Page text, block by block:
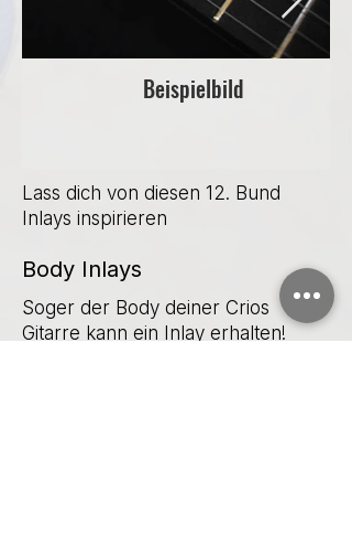
Beispielbild
Lass dich von diesen 12. Bund
Inlays inspirieren
Body Inlays
Soger der Body deiner Crios
Gitarre kann ein Inlay erhalten!